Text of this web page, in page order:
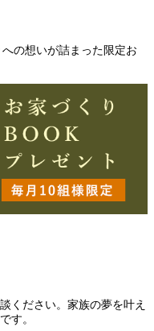
の想いが詰まった限定お
ください。家族の夢を叶え
す。